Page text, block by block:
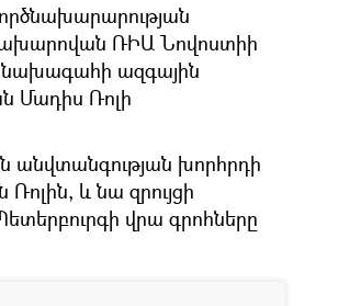
ՌԻԱ Նովոստիի
նախագահի ազգային
Մադիս Ռոլի
անվտանգության խորհրդի
և նա զրույցի
վրա գրոհները